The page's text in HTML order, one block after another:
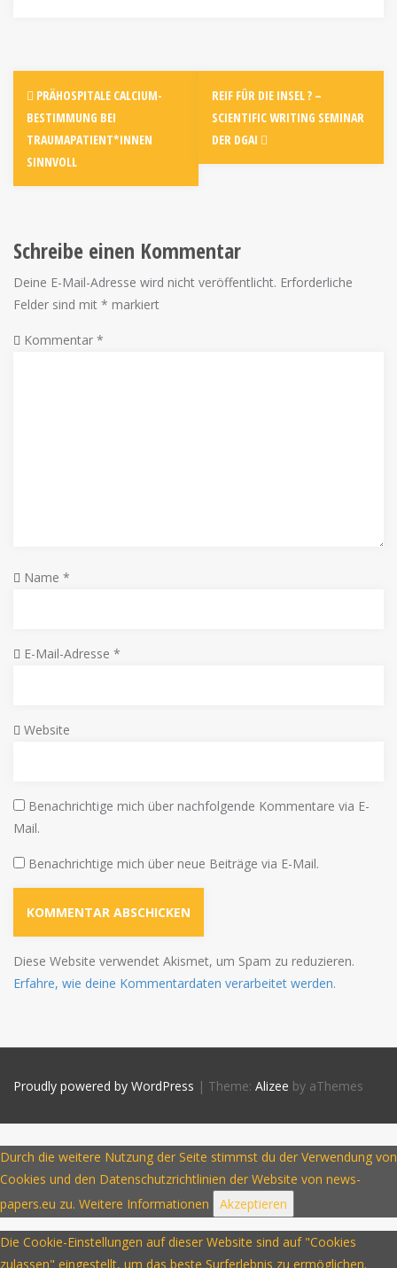
PRÄHOSPITALE CALCIUM-
BESTIMMUNG BEI
TRAUMAPATIENT*INNEN
SINNVOLL
REIF FÜR DIE INSEL ? –
SCIENTIFIC WRITING SEMINAR
DER DGAI
Schreibe einen Kommentar
Deine E-Mail-Adresse wird nicht veröffentlicht. Erforderliche
Felder sind mit * markiert
Kommentar *
Name *
E-Mail-Adresse *
Website
Benachrichtige mich über nachfolgende Kommentare via E-
Mail.
Benachrichtige mich über neue Beiträge via E-Mail.
Diese Website verwendet Akismet, um Spam zu reduzieren.
Erfahre, wie deine Kommentardaten verarbeitet werden.
Proudly powered by WordPress | Theme: Alizee by aThemes
Durch die weitere Nutzung der Seite stimmst du der Verwendung von
Cookies und den Datenschutzrichtlinien der Website von news-
papers.eu zu. Weitere Informationen Akzeptieren
Die Cookie-Einstellungen auf dieser Website sind auf "Cookies
zulassen" eingestellt, um das beste Surferlebnis zu ermöglichen.